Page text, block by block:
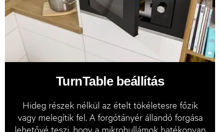
TurnTable beállítás
Hideg részek nélkül az ételt tökéletesre főzik
vagy melegítik fel. A forgótányér állandó forgása
lehetővé teszi, hogy a mikrohullámok hatékonyan